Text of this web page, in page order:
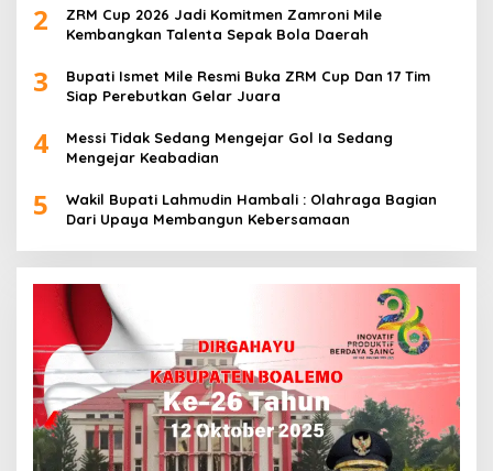
2
ZRM Cup 2026 Jadi Komitmen Zamroni Mile
Kembangkan Talenta Sepak Bola Daerah
3
Bupati Ismet Mile Resmi Buka ZRM Cup Dan 17 Tim
Siap Perebutkan Gelar Juara
4
Messi Tidak Sedang Mengejar Gol Ia Sedang
Mengejar Keabadian
5
Wakil Bupati Lahmudin Hambali : Olahraga Bagian
Dari Upaya Membangun Kebersamaan